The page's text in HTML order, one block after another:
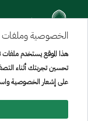
Copyright
خريطة الموقع
تم تطويره وصيانته بواسطة
الخصوصية وملفات
هذا الموقع يستخدم
تحسين تجربتك أثناء
على إشعار الخصوصية